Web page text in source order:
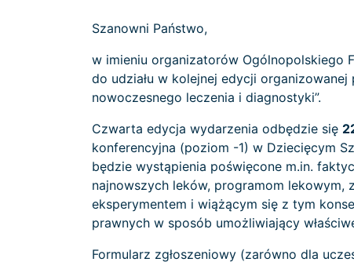
Szanowni Państwo,
w imieniu organizatorów Ogólnopolskiego
do udziału w kolejnej edycji
nowoczesnego leczenia i diagnostyki”.
Czwarta edycja wydarzenia odbędzie się
konferencyjna (poziom -1) w Dziecięcym
będzie wystąpienia poświęcone m.in.
najnowszych leków, programom lekowym,
eksperymentem i wiążącym się z tym
prawnych w sposób umożliwiający
Formularz zgłoszeniowy (zarówno dla